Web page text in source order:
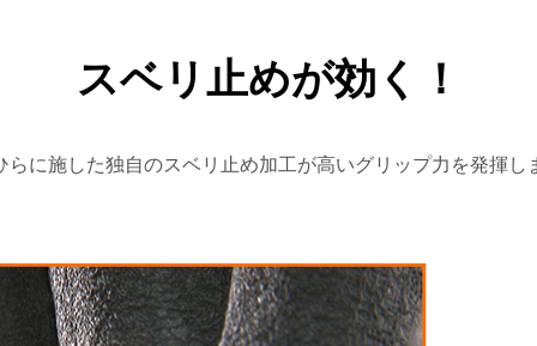
スベリ止めが効く！
らに施した独自のスベリ止め加工が高いグリップ力を発揮し